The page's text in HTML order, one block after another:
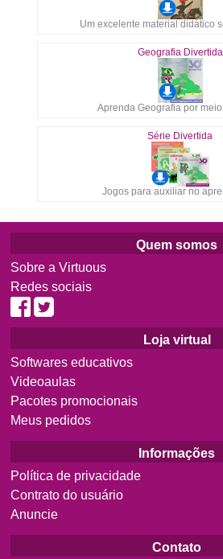
Um excelente material didático
Geografia Divertida
Aprenda Geografia por
Série Divertida
Jogos para auxiliar no
Quem somos
Sobre a Virtuous
Redes sociais
Loja virtual
Softwares educativos
Videoaulas
Pacotes promocionais
Meus pedidos
Informações
Política de privacidade
Contrato do usuário
Anuncie
Contato